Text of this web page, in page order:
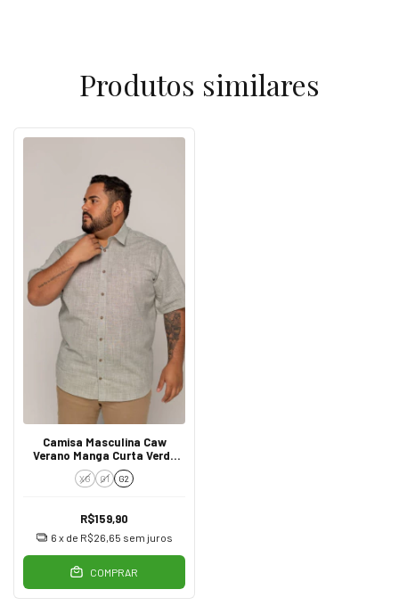
Produtos similares
Camisa Masculina Caw
Verano Manga Curta Verde
12419
XG G1 G2
R$159,90
6 x de R$26,65 sem juros
COMPRAR